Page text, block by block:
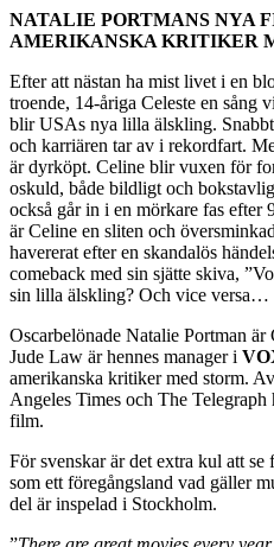
NATALIE PORTMANS NYA
AMERIKANSKA KRITIKER
Efter att nästan ha mist livet i en
troende, 14-åriga Celeste en sång
blir USAs nya lilla älskling.
och karriären tar av i rekordfart.
är dyrköpt. Celine blir vuxen för
oskuld, både bildligt och
också går in i en mörkare fas efter
är Celine en sliten och
havererat efter en skandalös
comeback med sin sjätte skiva,
sin lilla älskling? Och vice versa…
Oscarbelönade Natalie Portman är
Jude Law är hennes manager i
amerikanska kritiker med storm.
Angeles Times och The Telegraph
film.
För svenskar är det extra kul att
som ett föregångsland vad gäller
del är inspelad i Stockholm.